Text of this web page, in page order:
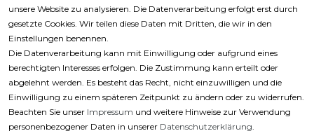
unsere Website zu analysieren. Die Datenverarbeitung erfolgt erst durch
gesetzte Cookies. Wir teilen diese Daten mit Dritten, die wir in den
Einstellungen benennen.
Die Datenverarbeitung kann mit Einwilligung oder aufgrund eines
berechtigten Interesses erfolgen. Die Zustimmung kann erteilt oder
abgelehnt werden. Es besteht das Recht, nicht einzuwilligen und die
Einwilligung zu einem späteren Zeitpunkt zu ändern oder zu widerrufen.
Beachten Sie unser Impressum und weitere Hinweise zur Verwendung
personenbezogener Daten in unserer Daten­schutz­erklärung.